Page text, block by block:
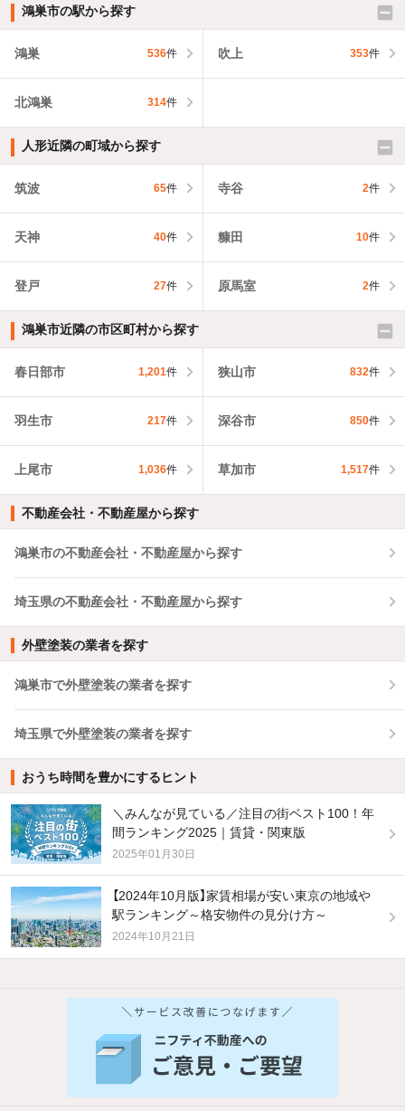
鴻巣市の駅から探す
鴻巣 536件 吹上 353件
北鴻巣 314件
人形近隣の町域から探す
筑波 65件 寺谷 2件
天神 40件 糠田 10件
登戸 27件 原馬室 2件
鴻巣市近隣の市区町村から探す
春日部市 1,201件 狭山市 832件
羽生市 217件 深谷市 850件
上尾市 1,036件 草加市 1,517件
不動産会社・不動産屋から探す
鴻巣市の不動産会社・不動産屋から探す
埼玉県の不動産会社・不動産屋から探す
外壁塗装の業者を探す
鴻巣市で外壁塗装の業者を探す
埼玉県で外壁塗装の業者を探す
おうち時間を豊かにするヒント
＼みんなが見ている／注目の街ベスト100！年
間ランキング2025｜賃貸・関東版
2025年01月30日
【2024年10月版】家賃相場が安い東京の地域や
駅ランキング～格安物件の見分け方～
2024年10月21日
他の人はこんな条件で絞り込んでいます！
バス・トイレ別 2階以上
駐車場あり ペット相談